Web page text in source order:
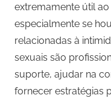
extremamente útil
especialmente se
relacionadas à
sexuais são
suporte, ajudar na
fornecer estratégias